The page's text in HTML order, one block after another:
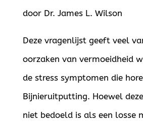
door Dr. James L. Wilson
Deze vragenlijst geeft veel
oorzaken van vermoeidheid
de stress symptomen die
Bijnieruitputting. Hoewel
niet bedoeld is als een losse